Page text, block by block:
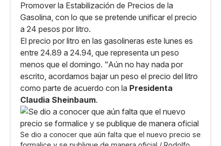
Promover la Estabilización de Precios de la
Gasolina, con lo que se pretende unificar el precio
a 24 pesos por litro.
El precio por litro en las gasolineras este lunes es
entre 24.89 a 24.94, que representa un peso
menos que el domingo. "Aún no hay nada por
escrito, acordamos bajar un peso el precio del litro
como parte de acuerdo con la Presidenta
Claudia Sheinbaum.
Se dio a conocer que aún falta que el nuevo precio se